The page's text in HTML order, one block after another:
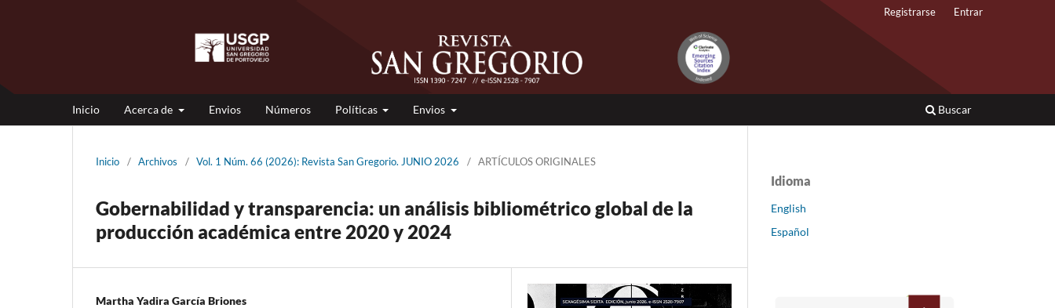
Inicio Acerca de Envios Números Políticas Envios Buscar
Registrarse Entrar
Inicio / Archivos / Vol. 1 Núm. 66 (2026): Revista San Gregorio. JUNIO 2026 / ARTÍCULOS ORIGINALES
Gobernabilidad y transparencia: un análisis bibliométrico global de la
producción académica entre 2020 y 2024
Martha Yadira García Briones
Idioma
English
Español